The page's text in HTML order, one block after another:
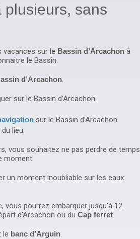
plusieurs, sans
sur le Bassin d’Arcachonà
le Bassin.
d’Arcachon.
sur le Bassin d’Arcachon.
sur le Bassin d’Arcachon
lieu.
vous souhaitez ne pas perdre de temps
moment.
un moment inoubliable sur les eaux
pourrez embarquer jusqu’à 12
d’Arcachon ou du Cap ferret.
le banc d’Arguin.